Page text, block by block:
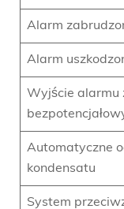
Alarm
Alarm
Wyjście alarmu
Automatyczne
kondensatu
System